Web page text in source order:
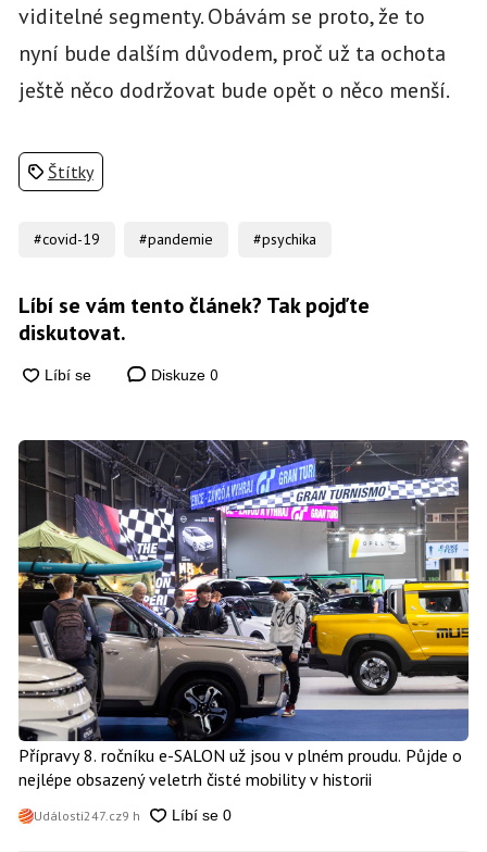
viditelné segmenty. Obávám se proto, že to
nyní bude dalším důvodem, proč už ta ochota
ještě něco dodržovat bude opět o něco menší.
Štítky
#covid-19 #pandemie #psychika
Líbí se vám tento článek? Tak pojďte
diskutovat.
Diskuze 0
Přípravy 8. ročníku e-SALON už jsou v plném proudu. Půjde o
nejlépe obsazený veletrh čisté mobility v historii
Události247.cz9 h